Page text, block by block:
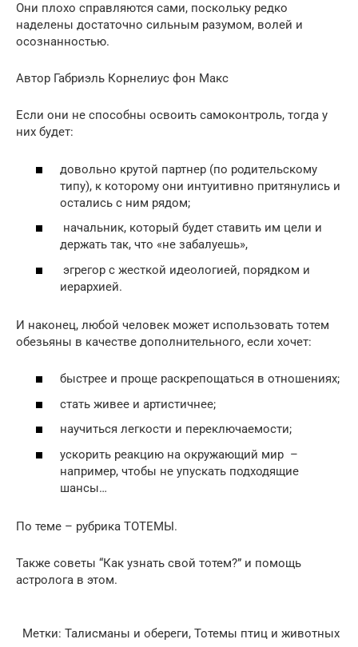
Они плохо справляются сами, поскольку редко
наделены достаточно сильным разумом, волей и
осознанностью.
Автор Габриэль Корнелиус фон Макс
Если они не способны освоить самоконтроль, тогда у
них будет:
довольно крутой партнер (по родительскому
типу), к которому они интуитивно притянулись и
остались с ним рядом;
начальник, который будет ставить им цели и
держать так, что «не забалуешь»,
эгрегор с жесткой идеологией, порядком и
иерархией.
И наконец, любой человек может использовать тотем
обезьяны в качестве дополнительного, если хочет:
быстрее и проще раскрепощаться в отношениях;
стать живее и артистичнее;
научиться легкости и переключаемости;
ускорить реакцию на окружающий мир –
например, чтобы не упускать подходящие
шансы…
По теме – рубрика ТОТЕМЫ.
Также советы “Как узнать свой тотем?” и помощь
астролога в этом.
Метки: Талисманы и обереги, Тотемы птиц и животных